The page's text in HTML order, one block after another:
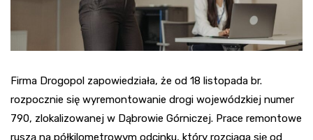
Firma Drogopol zapowiedziała, że od 18 listopada br.
rozpocznie się wyremontowanie drogi wojewódzkiej numer
790, zlokalizowanej w Dąbrowie Górniczej. Prace remontowe
ruszą na półkilometrowym odcinku, który rozciąga się od